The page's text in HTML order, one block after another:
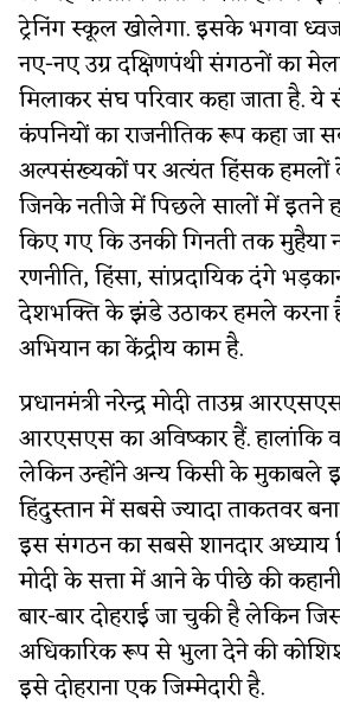
ट्रेनिंग स्कूल खोलेगा. इसके भगवा
नए-नए उग्र दक्षिणपंथी संगठनों का
मिलाकर संघ परिवार कहा जाता है.
कंपनियों का राजनीतिक रूप कहा जा
अल्पसंख्यकों पर अत्यंत हिंसक हमलों
जिनके नतीजे में पिछले सालों में इतने
किए गए कि उनकी गिनती तक मुहैया
रणनीति, हिंसा, सांप्रदायिक दंगे
देशभक्ति के झंडे उठाकर हमले करना
अभियान का केंद्रीय काम है.
प्रधानमंत्री नरेन्द्र मोदी ताउम्र
आरएसएस का अविष्कार हैं. हालांकि
लेकिन उन्होंने अन्य किसी के
हिंदुस्तान में सबसे ज्यादा ताकतवर
इस संगठन का सबसे शानदार
मोदी के सत्ता में आने के पीछे की
बार-बार दोहराई जा चुकी है लेकिन
अधिकारिक रूप से भुला देने की
इसे दोहराना एक जिम्मेदारी है.